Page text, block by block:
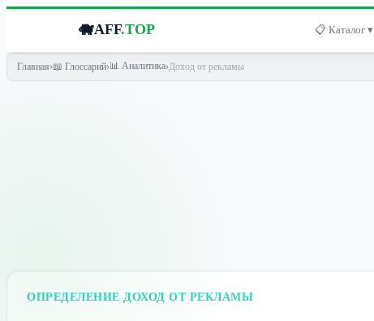
🐗AFF.TOP 📋 Каталог ▾
Главная›📖 Глоссарий›📊 Аналитика›Доход от рекламы
ОПРЕДЕЛЕНИЕ ДОХОД ОТ РЕКЛАМЫ